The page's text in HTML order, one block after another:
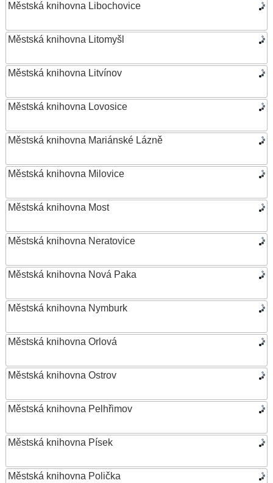
Městská knihovna Libochovice
Městská knihovna Litomyšl
Městská knihovna Litvínov
Městská knihovna Lovosice
Městská knihovna Mariánské Lázně
Městská knihovna Milovice
Městská knihovna Most
Městská knihovna Neratovice
Městská knihovna Nová Paka
Městská knihovna Nymburk
Městská knihovna Orlová
Městská knihovna Ostrov
Městská knihovna Pelhřimov
Městská knihovna Písek
Městská knihovna Polička